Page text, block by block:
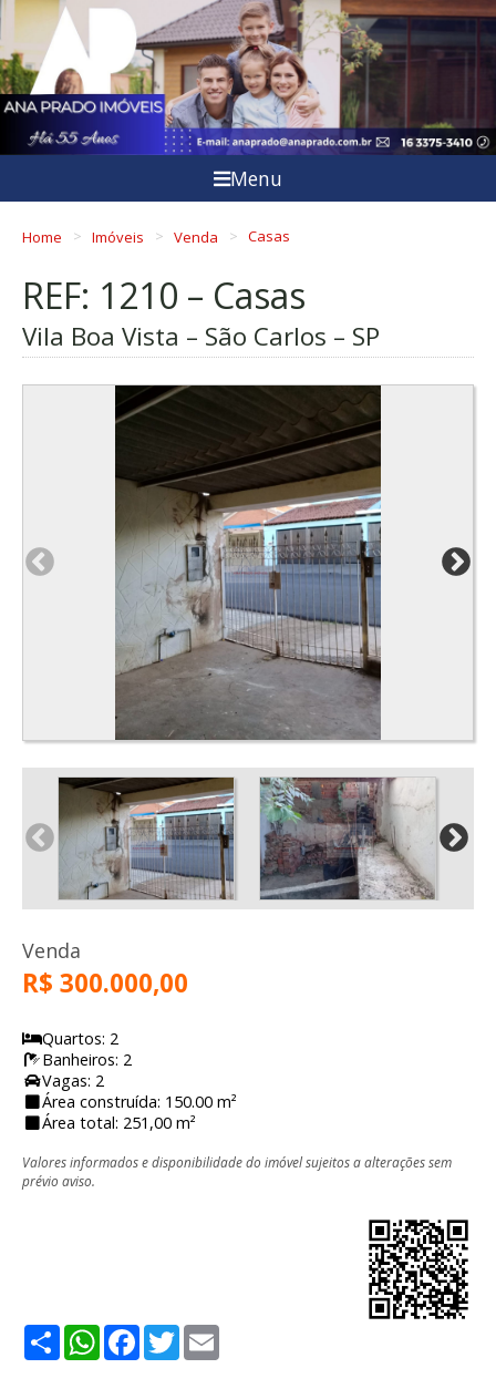
Menu
Home Imóveis Venda Casas
REF: 1210 – Casas
Vila Boa Vista – São Carlos – SP
Venda
R$ 300.000,00
Quartos: 2
Banheiros: 2
Vagas: 2
Área construída: 150.00 m²
Área total: 251,00 m²
Valores informados e disponibilidade do imóvel sujeitos a alterações sem
prévio aviso.
ShareWhatsApp
Facebook
Twitter